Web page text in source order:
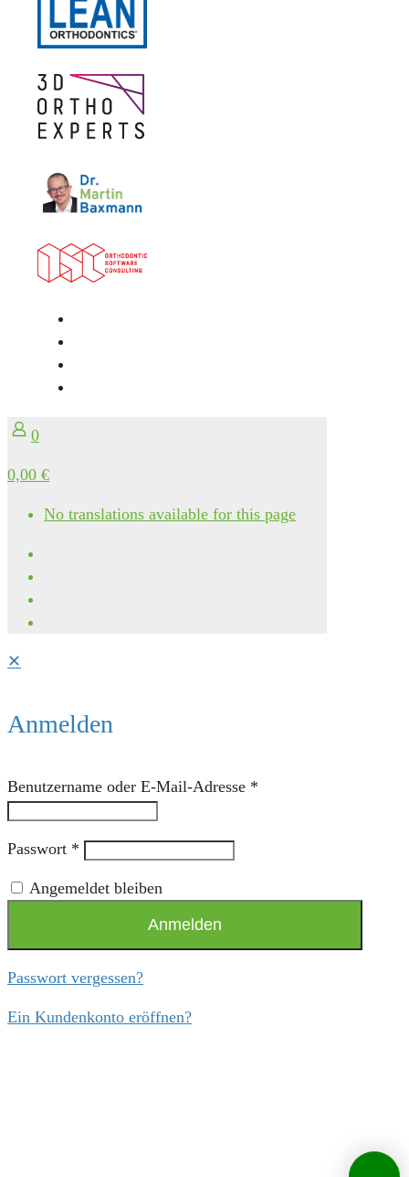
0
0,00 €
No translations available for this page
✕
Anmelden
Benutzername oder E-Mail-Adresse *
Passwort *
Angemeldet bleiben
Anmelden
Passwort vergessen?
Ein Kundenkonto eröffnen?